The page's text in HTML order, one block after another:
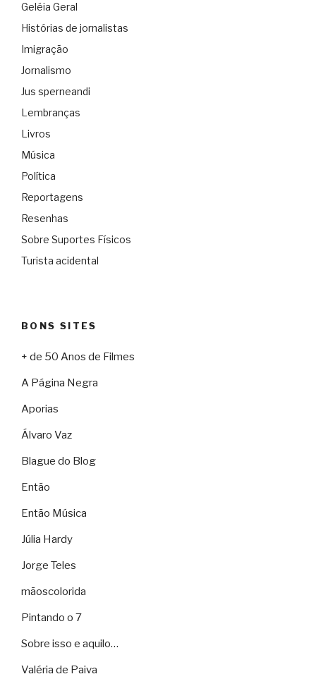
Geléia Geral
Histórias de jornalistas
Imigração
Jornalismo
Jus sperneandi
Lembranças
Livros
Música
Política
Reportagens
Resenhas
Sobre Suportes Físicos
Turista acidental
BONS SITES
+ de 50 Anos de Filmes
A Página Negra
Aporias
Álvaro Vaz
Blague do Blog
Então
Então Música
Júlia Hardy
Jorge Teles
mãoscolorida
Pintando o 7
Sobre isso e aquilo…
Valéria de Paiva